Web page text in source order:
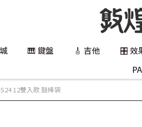
🎹 鍵盤 🎸 吉他 🎛️ 效
12雙入款 鼓棒袋